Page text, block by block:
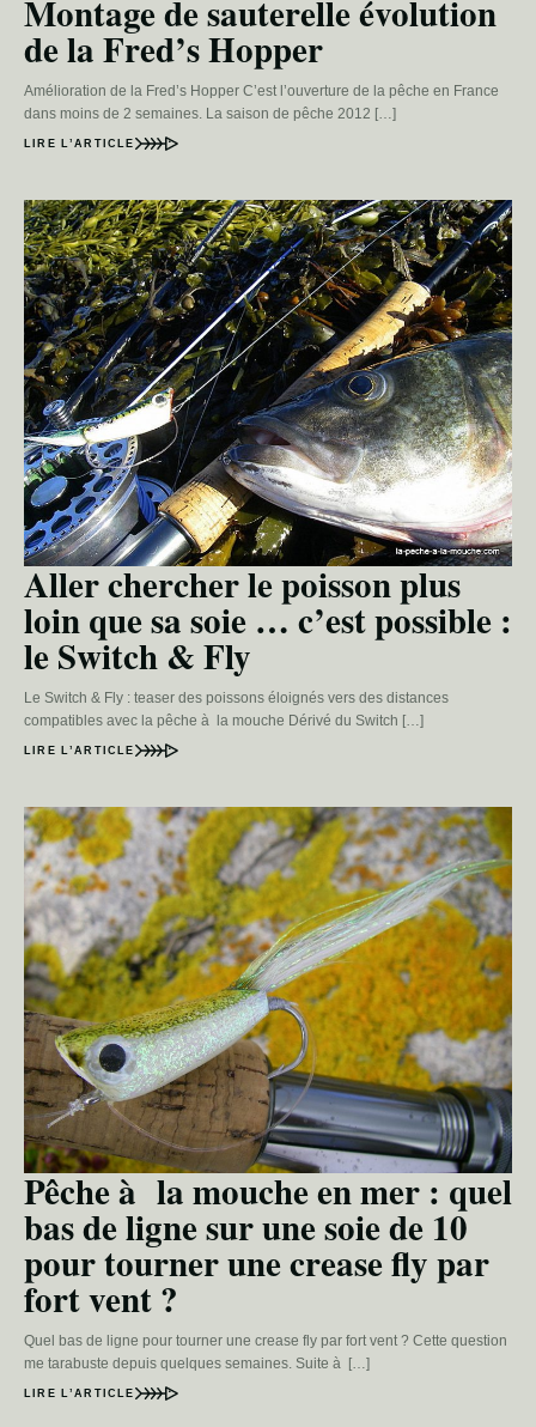
Montage de sauterelle évolution
de la Fred’s Hopper
Amélioration de la Fred’s Hopper C’est l’ouverture de la pêche en France
dans moins de 2 semaines. La saison de pêche 2012 […]
LIRE L’ARTICLE
Aller chercher le poisson plus
loin que sa soie … c’est possible :
le Switch & Fly
Le Switch & Fly : teaser des poissons éloignés vers des distances
compatibles avec la pêche à la mouche Dérivé du Switch […]
LIRE L’ARTICLE
Pêche à la mouche en mer : quel
bas de ligne sur une soie de 10
pour tourner une crease fly par
fort vent ?
Quel bas de ligne pour tourner une crease fly par fort vent ? Cette question
me tarabuste depuis quelques semaines. Suite à […]
LIRE L’ARTICLE